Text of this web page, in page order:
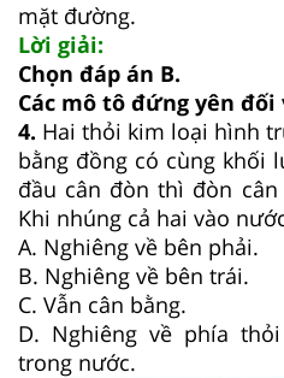
mặt đường.
Lời giải:
Chọn đáp án B.
Các mô tô đứng yên
4. Hai thỏi kim loại hình
bằng đồng có cùng khối
đầu cân đòn thì đòn cân
Khi nhúng cả hai vào
A. Nghiêng về bên phải.
B. Nghiêng về bên trái.
C. Vẫn cân bằng.
D. Nghiêng về phía
trong nước.